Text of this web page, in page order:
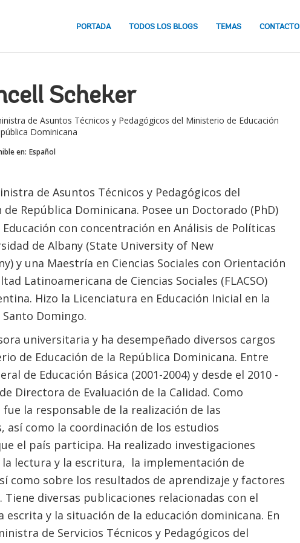
PORTADA TODOS LOS BLOGS TEMAS CONTACTO
Scheker
de Asuntos Técnicos y Pedagógicos del Ministerio de Educación
Dominicana
en: Español
de Asuntos Técnicos y Pedagógicos del
República Dominicana. Posee un Doctorado (PhD)
con concentración en Análisis de Políticas
de Albany (State University of New
y una Maestría en Ciencias Sociales con Orientación
Latinoamericana de Ciencias Sociales (FLACSO)
Hizo la Licenciatura en Educación Inicial en la
Domingo.
universitaria y ha desempeñado diversos cargos
de Educación de la República Dominicana. Entre
de Educación Básica (2001-2004) y desde el 2010 -
Directora de Evaluación de la Calidad. Como
la responsable de la realización de las
así como la coordinación de los estudios
el país participa. Ha realizado investigaciones
lectura y la escritura, la implementación de
como sobre los resultados de aprendizaje y factores
Tiene diversas publicaciones relacionadas con el
escrita y la situación de la educación dominicana. En
de Servicios Técnicos y Pedagógicos del